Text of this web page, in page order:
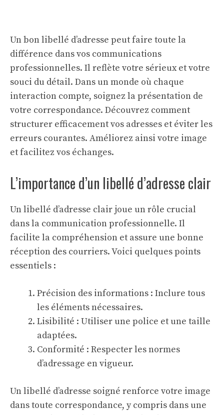
Un bon libellé d’adresse peut faire toute la
différence dans vos communications
professionnelles. Il reflète votre sérieux et votre
souci du détail. Dans un monde où chaque
interaction compte, soignez la présentation de
votre correspondance. Découvrez comment
structurer efficacement vos adresses et éviter les
erreurs courantes. Améliorez ainsi votre image
et facilitez vos échanges.
L’importance d’un libellé d’adresse clair
Un libellé d’adresse clair joue un rôle crucial
dans la communication professionnelle. Il
facilite la compréhension et assure une bonne
réception des courriers. Voici quelques points
essentiels :
Précision des informations : Inclure tous
les éléments nécessaires.
Lisibilité : Utiliser une police et une taille
adaptées.
Conformité : Respecter les normes
d’adressage en vigueur.
Un libellé d’adresse soigné renforce votre image
dans toute correspondance, y compris dans une